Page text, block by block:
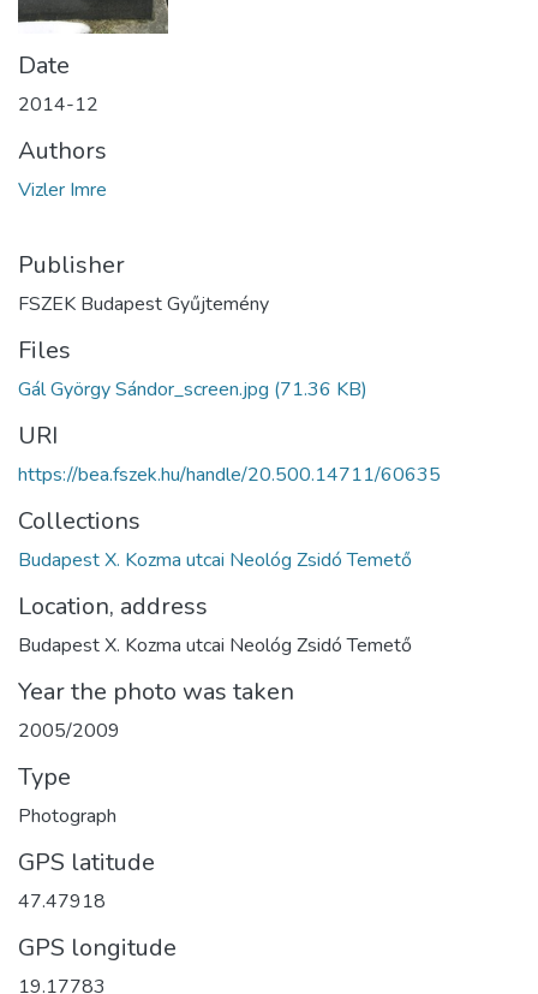
Date
2014-12
Authors
Vizler Imre
Publisher
FSZEK Budapest Gyűjtemény
Files
Gál György Sándor_screen.jpg (71.36 KB)
URI
https://bea.fszek.hu/handle/20.500.14711/60635
Collections
Budapest X. Kozma utcai Neológ Zsidó Temető
Location, address
Budapest X. Kozma utcai Neológ Zsidó Temető
Year the photo was taken
2005/2009
Type
Photograph
GPS latitude
47.47918
GPS longitude
19.17783